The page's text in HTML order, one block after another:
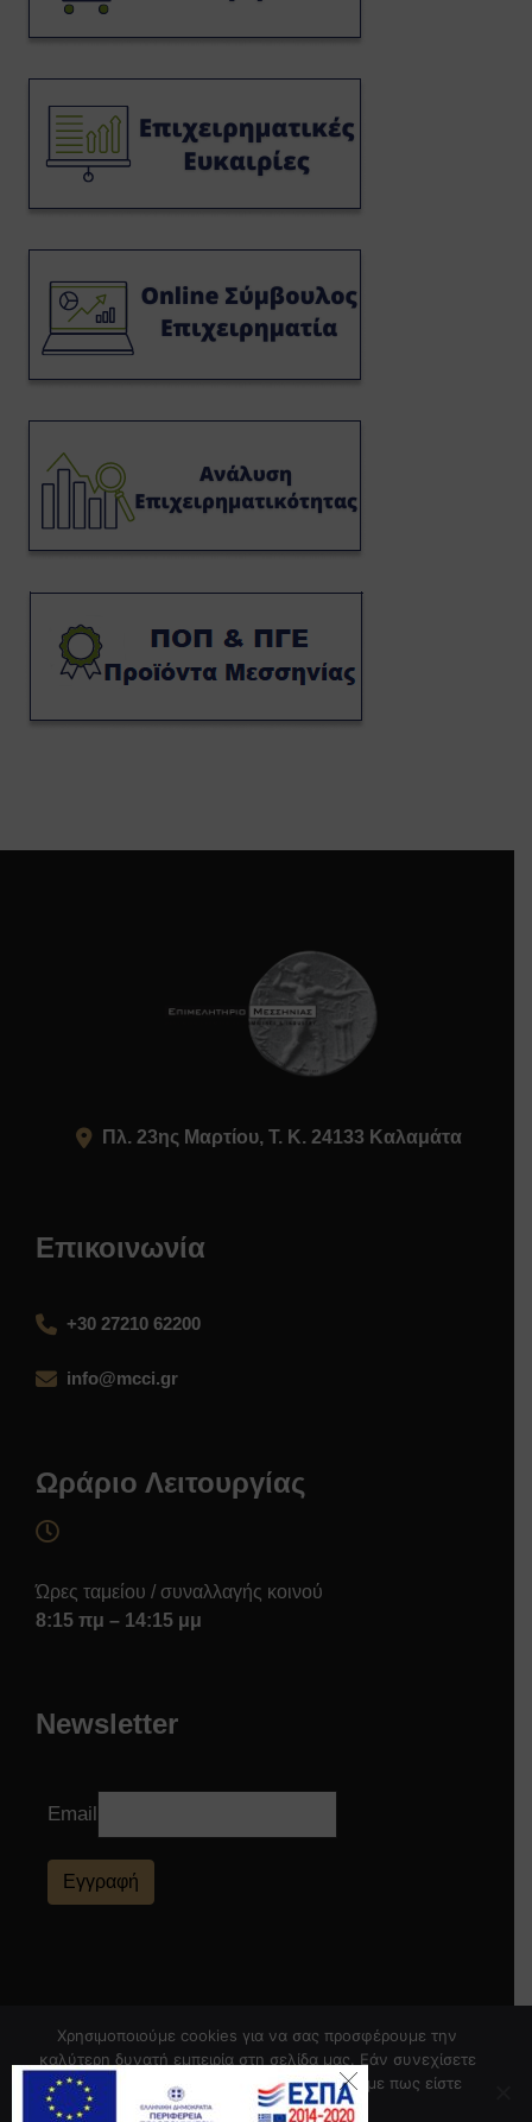
Πλ. 23ης Μαρτίου, Τ. Κ. 24133 Καλαμάτα
Επικοινωνία
+30 27210 62200
info@mcci.gr
Ωράριο Λειτουργίας
Ώρες ταμείου / συναλλαγής κοινού
8:15 πμ – 14:15 μμ
Newsletter
Email
Εγγραφή
Χρησιμοποιούμε cookies για να σας προσφέρουμε την
καλύτερη δυνατή εμπειρία στη σελίδα μας. Εάν συνεχίσετε
να χρησιμοποιείτε τη σελίδα, θα υποθέσουμε πως είστε
ικανοποιημένοι με αυτό.